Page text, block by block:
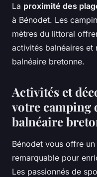
La proximité des
à Bénodet. Les
mètres du littoral
activités balnéaires et
balnéaire bretonne.
Activités et
votre camping
balnéaire
Bénodet vous offre un
remarquable pour
Les passionnés de